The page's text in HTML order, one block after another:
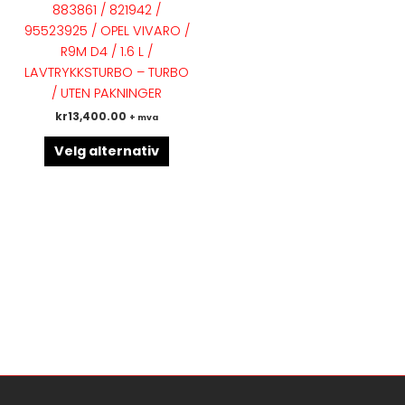
883861 / 821942 /
95523925 / OPEL VIVARO /
R9M D4 / 1.6 L /
LAVTRYKKSTURBO – TURBO
/ UTEN PAKNINGER
kr13,400.00 + mva
Velg alternativ
varianter.
Alternativene
velges